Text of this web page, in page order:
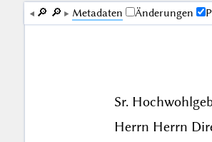
🔎︎ 🔎︎ Me­ta­da­ten Änderungen
Sr.
Herrn Herrn